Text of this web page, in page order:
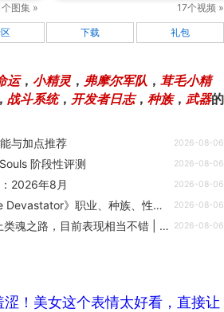
个图集 »
17个视频 »
下载 礼包
运， 小精灵， 弗摩尔军队 ， 茸毛小精
， 战斗系统， 开发者日志， 种族， 武器的
与加点推荐 2026-08-06
阶段性评测 2026-08-06
2026年8月 2026-08-06
《Sphere 3: Rage of the Devastator》职业、种族、性别随心选 2026-08-06
Swords of Legends 走上类魂之路，目前表现相当不错 | IGN 前瞻 2026-08-06
！美女这个表情太好看，直接让